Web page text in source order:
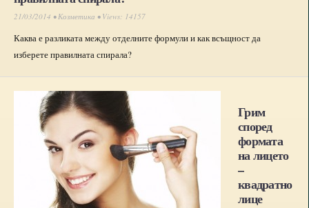
21/03/2014 •Козметика • Views: 14157
Каква е разликата между отделните формули и как всъщност да
изберете правилната спирала?
Грим
според
формата
на лицето
–
квадратно
лице